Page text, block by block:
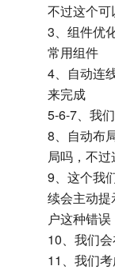
不过这个
3、组件优
常用组件
4、自动连
来完成
5-6-7、我
8、自动布
局吗，不
9、这个我
续会主动提
户这种错
10、我们
11、我们